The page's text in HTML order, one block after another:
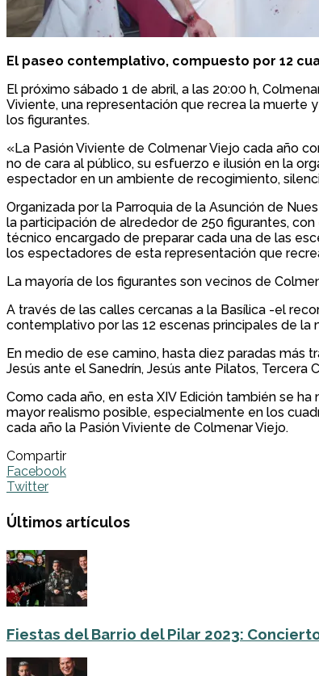
El paseo contemplativo, compuesto por 12
El próximo sábado 1 de abril, a las 20:00 h,
Viviente, una representación que recrea la muerte
los figurantes.
«La Pasión Viviente de Colmenar Viejo cada año
no de cara al público, su esfuerzo e ilusión en la
espectador en un ambiente de recogimiento,
Organizada por la Parroquia de la Asunción de
la participación de alrededor de 250 figurantes,
técnico encargado de preparar cada una de las
los espectadores de esta representación que
La mayoría de los figurantes son vecinos de
A través de las calles cercanas a la Basílica -el
contemplativo por las 12 escenas principales de la
En medio de ese camino, hasta diez paradas más
Jesús ante el Sanedrín, Jesús ante Pilatos, Tercera
Como cada año, en esta XIV Edición también se
mayor realismo posible, especialmente en los
cada año la Pasión Viviente de Colmenar Viejo.
Compartir
Facebook
Twitter
Últimos artículos
Fiestas del Barrio del Pilar 2023: